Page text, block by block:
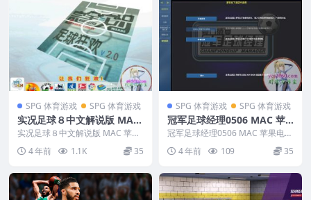
SPG 体育游戏 SPG 体育游戏
实况足球８中文解说版 MAC
苹果电脑游戏 简体中文版 支
援10.13 10.14 10.15 11 12
适用于APPLE CPU
实况足球８中文解说版 MAC 苹果
电脑游戏 简体中文版 支援10.13 1
0.1...4 年前 1.1K 35
SPG 体育游戏 SPG 体育游戏
冠军足球经理0506 MAC 苹
果电脑游戏 简体中文版 支援
10.13 10.14 10.15 11 12 适
用于APPLE CPU
冠军足球经理0506 MAC 苹果电脑
游戏 简体中文版 支援10.13 10.1...
4 年前 109 35